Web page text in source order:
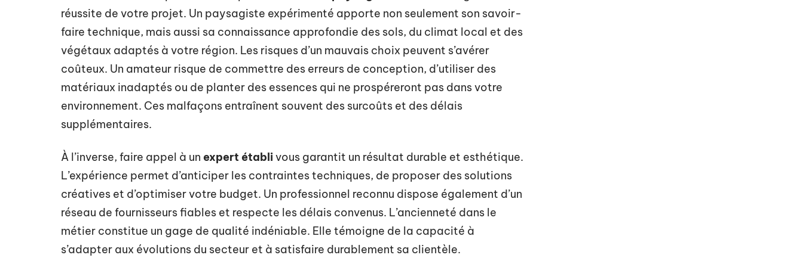
réussite de votre projet. Un paysagiste expérimenté apporte non seulement son savoir-
faire technique, mais aussi sa connaissance approfondie des sols, du climat local et des
végétaux adaptés à votre région. Les risques d’un mauvais choix peuvent s’avérer
coûteux. Un amateur risque de commettre des erreurs de conception, d’utiliser des
matériaux inadaptés ou de planter des essences qui ne prospéreront pas dans votre
environnement. Ces malfaçons entraînent souvent des surcoûts et des délais
supplémentaires.
À l’inverse, faire appel à un expert établivous garantit un résultat durable et esthétique.
L’expérience permet d’anticiper les contraintes techniques, de proposer des solutions
créatives et d’optimiser votre budget. Un professionnel reconnu dispose également d’un
réseau de fournisseurs fiables et respecte les délais convenus. L’ancienneté dans le
métier constitue un gage de qualité indéniable. Elle témoigne de la capacité à
s’adapter aux évolutions du secteur et à satisfaire durablement sa clientèle.